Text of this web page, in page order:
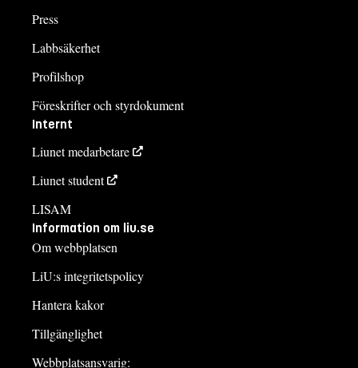
Press
Labbsäkerhet
Profilshop
Föreskrifter och styrdokument
Internt
Liunet medarbetare
Liunet student
LISAM
Information om liu.se
Om webbplatsen
LiU:s integritetspolicy
Hantera kakor
Tillgänglighet
Webbplatsansvarig: